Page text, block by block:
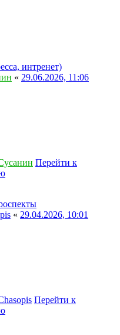
интренет)
« 29.06.2026, 11:06
Перейти к
« 29.04.2026, 10:01
Перейти к